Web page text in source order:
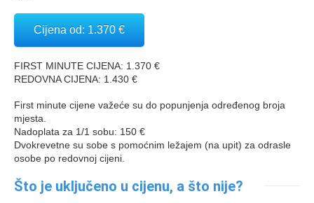
Cijena od: 1.370 €
FIRST MINUTE CIJENA: 1.370 €
REDOVNA CIJENA: 1.430 €
First minute cijene važeće su do popunjenja određenog broja
mjesta.
Nadoplata za 1/1 sobu: 150 €
Dvokrevetne su sobe s pomoćnim ležajem (na upit) za odrasle
osobe po redovnoj cijeni.
Što je uključeno u cijenu, a što nije?